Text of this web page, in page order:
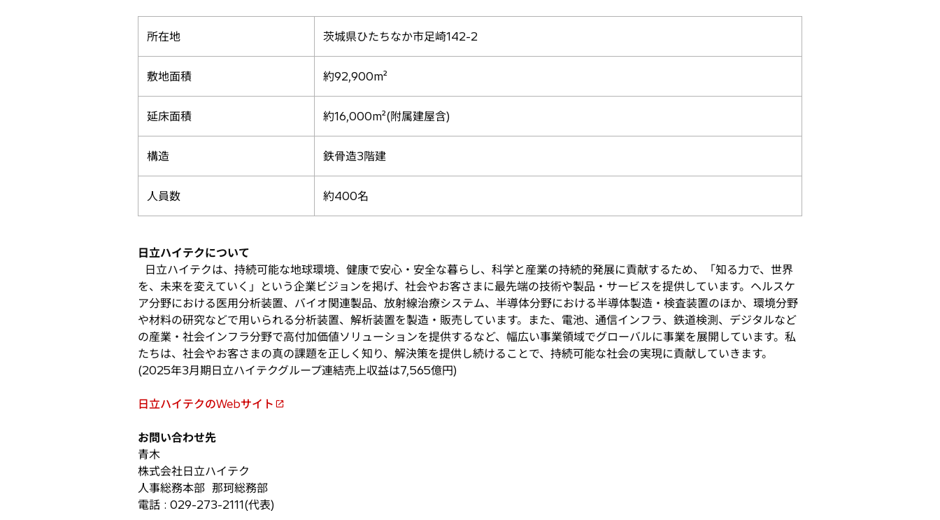
所在地 茨城県ひたちなか市足崎142-2
敷地面積 約92,900m²
延床面積 約16,000m²(附属建屋含)
構造 鉄骨造3階建
人員数 約400名
日立ハイテクについて
日立ハイテクは、持続可能な地球環境、健康で安心・安全な暮らし、科学と産業の持続的発展に貢献するため、「知る力で、世界
を、未来を変えていく」という企業ビジョンを掲げ、社会やお客さまに最先端の技術や製品・サービスを提供しています。ヘルスケ
ア分野における医用分析装置、バイオ関連製品、放射線治療システム、半導体分野における半導体製造・検査装置のほか、環境分野
や材料の研究などで用いられる分析装置、解析装置を製造・販売しています。また、電池、通信インフラ、鉄道検測、デジタルなど
の産業・社会インフラ分野で高付加価値ソリューションを提供するなど、幅広い事業領域でグローバルに事業を展開しています。私
たちは、社会やお客さまの真の課題を正しく知り、解決策を提供し続けることで、持続可能な社会の実現に貢献していきます。
(2025年3月期日立ハイテクグループ連結売上収益は7,565億円)
日立ハイテクのWebサイト
新
い
タ
ブ
で
開
お問い合わせ先
青木
株式会社日立ハイテク
人事総務本部 那珂総務部
電話 : 029-273-2111(代表)